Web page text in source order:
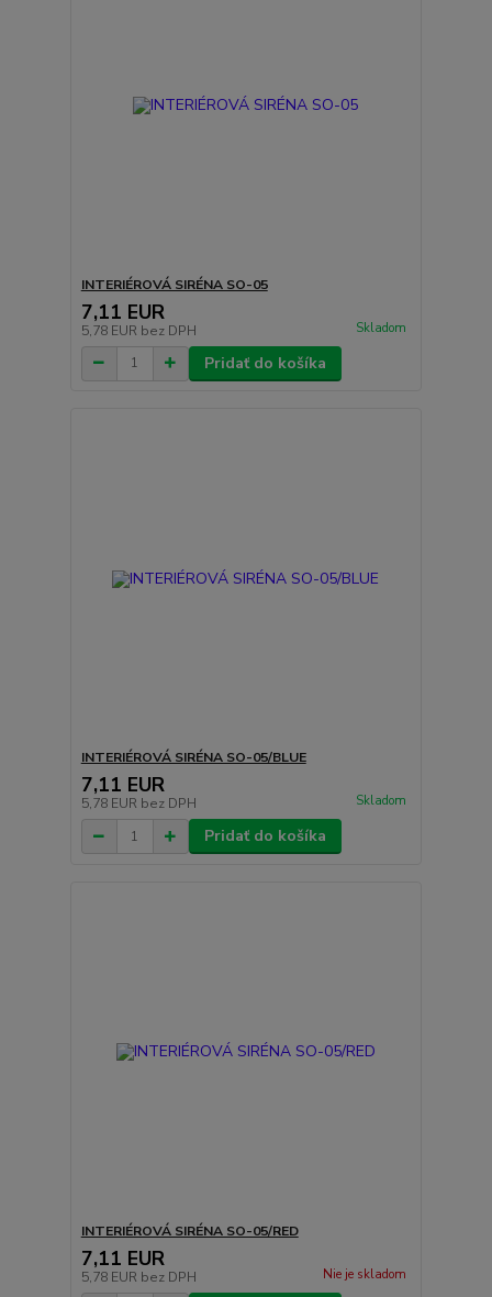
INTERIÉROVÁ SIRÉNA SO-05
7,11 EUR
5,78 EUR bez DPH Skladom
Pridať do košíka
INTERIÉROVÁ SIRÉNA SO-05/BLUE
7,11 EUR
5,78 EUR bez DPH Skladom
Pridať do košíka
INTERIÉROVÁ SIRÉNA SO-05/RED
7,11 EUR
5,78 EUR bez DPH Nie je skladom